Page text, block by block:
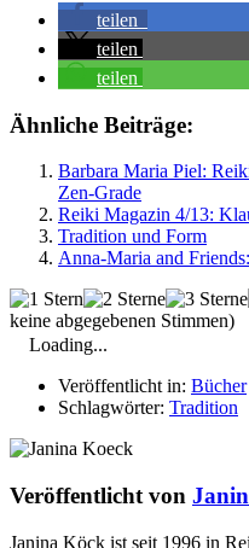
teilen
teilen
teilen
Ähnliche Beiträge:
Barbara Maria Piel:
Zen-Grade
Reiki Magazin 4/13:
Tradition und Form
Anna-Maria and
keine abgegebenen Stimmen)
Loading...
Veröffentlicht in: Bücher
Schlagwörter: Tradition
Veröffentlicht von
Janina Köck ist seit 1996 in